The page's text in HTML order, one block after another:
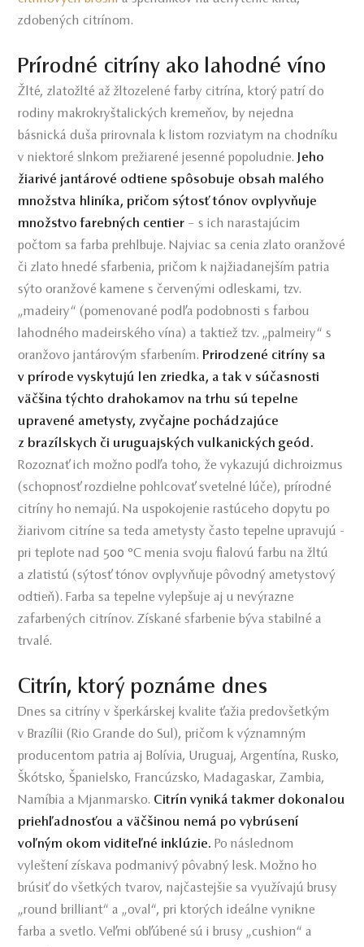
zdobených citrínom.
Prírodné citríny ako lahodné víno
Žlté, zlatožlté až žltozelené farby citrína, ktorý patrí do
rodiny makrokryštalických kremeňov, by nejedna
básnická duša prirovnala k listom rozviatym na chodníku
v niektoré slnkom prežiarené jesenné popoludnie.Jeho
žiarivé jantárové odtiene spôsobuje obsah malého
množstva hliníka, pričom sýtosť tónov ovplyvňuje
množstvo farebných centier – s ich narastajúcim
počtom sa farba prehlbuje. Najviac sa cenia zlato oranžové
či zlato hnedé sfarbenia, pričom k najžiadanejším patria
sýto oranžové kamene s červenými odleskami, tzv.
„madeiry“ (pomenované podľa podobnosti s farbou
lahodného madeirského vína) a taktiež tzv. „palmeiry“ s
oranžovo jantárovým sfarbením. Prirodzené citríny sa
v prírode vyskytujú len zriedka, a tak v súčasnosti
väčšina týchto drahokamov na trhu sú tepelne
upravené ametysty, zvyčajne pochádzajúce
z brazílskych či uruguajských vulkanických geód.
Rozoznať ich možno podľa toho, že vykazujú dichroizmus
(schopnosť rozdielne pohlcovať svetelné lúče), prírodné
citríny ho nemajú. Na uspokojenie rastúceho dopytu po
žiarivom citríne sa teda ametysty často tepelne upravujú -
pri teplote nad 500 °C menia svoju fialovú farbu na žltú
a zlatistú (sýtosť tónov ovplyvňuje pôvodný ametystový
odtieň). Farba sa tepelne vylepšuje aj u nevýrazne
zafarbených citrínov. Získané sfarbenie býva stabilné a
trvalé.
Citrín, ktorý poznáme dnes
Dnes sa citríny v šperkárskej kvalite ťažia predovšetkým
v Brazílii (Rio Grande do Sul), pričom k významným
producentom patria aj Bolívia, Uruguaj, Argentína, Rusko,
Škótsko, Španielsko, Francúzsko, Madagaskar, Zambia,
Namíbia a Mjanmarsko. Citrín vyniká takmer dokonalou
priehľadnosťou a väčšinou nemá po vybrúsení
voľným okom viditeľné inklúzie.Po následnom
vyleštení získava podmanivý pôvabný lesk. Možno ho
brúsiť do všetkých tvarov, najčastejšie sa využívajú brusy
„round brilliant“ a „oval“, pri ktorých ideálne vynikne
farba a svetlo. Veľmi obľúbené sú i brusy „cushion“ a